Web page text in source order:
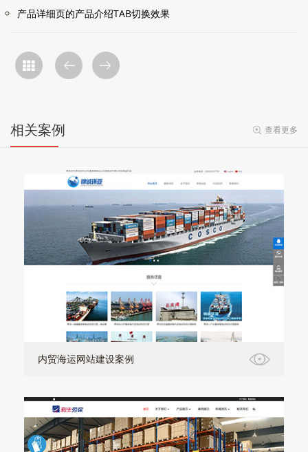
产品详细页的产品介绍TAB切换效果
相关案例 查看更多
内贸海运网站建设案例